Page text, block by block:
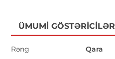
ÜMUMI GÖSTƏRICILƏR
Rəng
Qara